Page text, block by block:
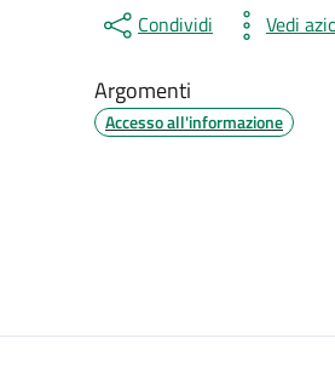
Condividi Vedi
Argomenti
Accesso all'informazione